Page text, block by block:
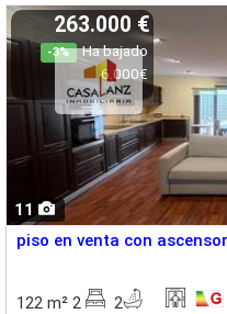
11
263.000 €
-3%
Ha bajado
6.000€
piso en venta con
122 m² 2 2